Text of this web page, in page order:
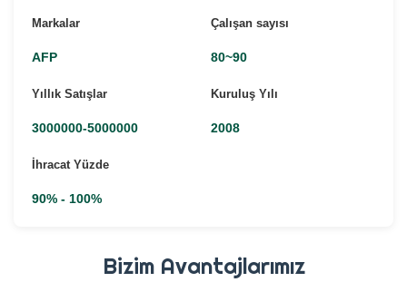
Markalar
AFP
Çalışan sayısı
80~90
Yıllık Satışlar
3000000-5000000
Kuruluş Yılı
2008
İhracat Yüzde
90% - 100%
Bizim Avantajlarımız